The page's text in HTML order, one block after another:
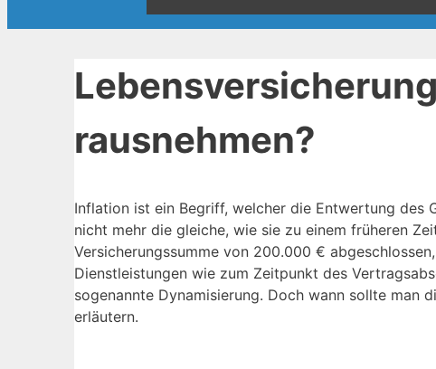
rausnehmen?
Inflation ist ein Begriff, welcher die Entwertung des
nicht mehr die gleiche, wie sie zu einem früheren
Versicherungssumme von 200.000 €
Dienstleistungen wie zum Zeitpunkt des
sogenannte Dynamisierung. Doch wann sollte man
erläutern.